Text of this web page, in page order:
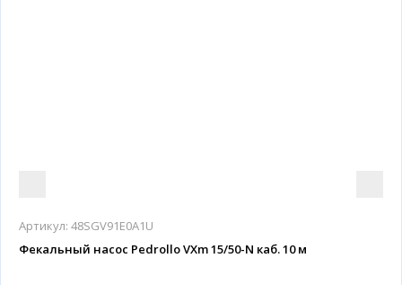
Артикул: 48SGV91E0A1U
Фекальный насос Pedrollo VXm 15/50-N каб. 10 м